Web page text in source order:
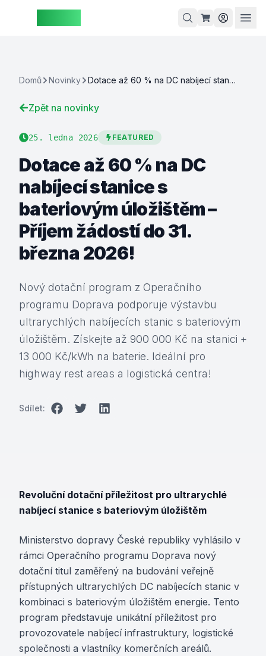
Košík je
si naše
Domů Novinky Dotace až 60 % na DC nabíjecí stanice s bateriovým úložištěm – Příjem žádostí do 31. března 2026!
Zpět na novinky
25. ledna 2026 FEATURED
Dotace až 60 % na DC
nabíjecí stanice s
bateriovým úložištěm –
Příjem žádostí do 31.
března 2026!
Nový dotační program z Operačního
programu Doprava podporuje výstavbu
ultrarychlých nabíjecích stanic s bateriovým
úložištěm. Získejte až 900 000 Kč na stanici +
13 000 Kč/kWh na baterie. Ideální pro
highway rest areas a logistická centra!
Sdílet:
Revoluční dotační příležitost pro ultrarychlé
nabíjecí stanice s bateriovým úložištěm
Ministerstvo dopravy České republiky vyhlásilo v
rámci Operačního programu Doprava nový
dotační titul zaměřený na budování veřejně
přístupných ultrarychlých DC nabíjecích stanic v
kombinaci s bateriovým úložištěm energie. Tento
program představuje unikátní příležitost pro
provozovatele nabíjecí infrastruktury, logistické
společnosti a vlastníky komerčních areálů.